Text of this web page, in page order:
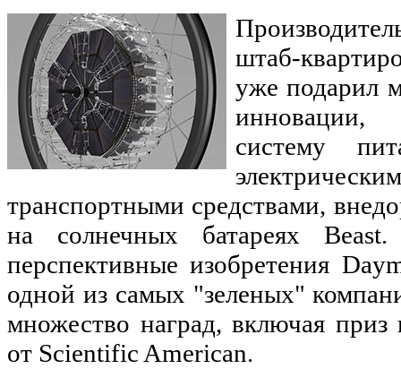
штаб-
уже подарил
инновации,
систему
транспортными средствами,
на солнечных батареях
перспективные изобретения
одной из самых "зеленых"
множество наград, включая приз
от Scientific American.